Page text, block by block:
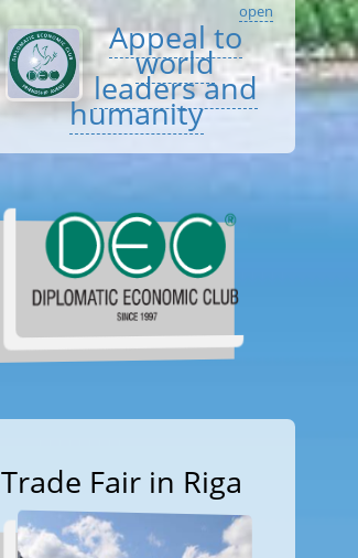
open
Appeal to
world
leaders and
humanity
Trade Fair in Riga